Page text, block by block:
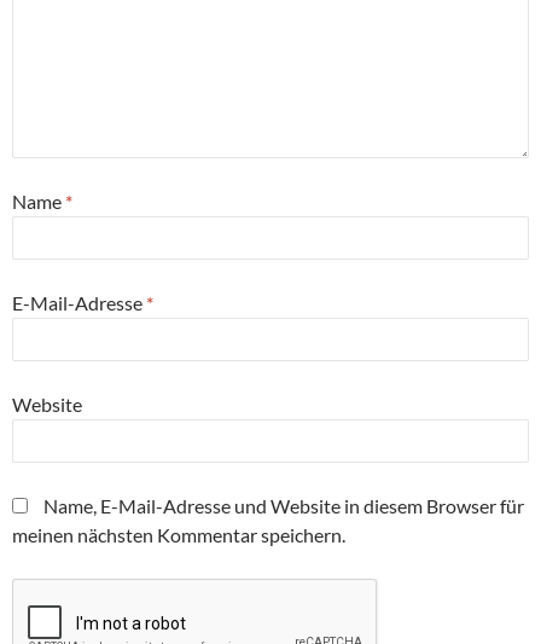
Name *
E-Mail-Adresse *
Website
Name, E-Mail-Adresse und Website in diesem Browser für
meinen nächsten Kommentar speichern.